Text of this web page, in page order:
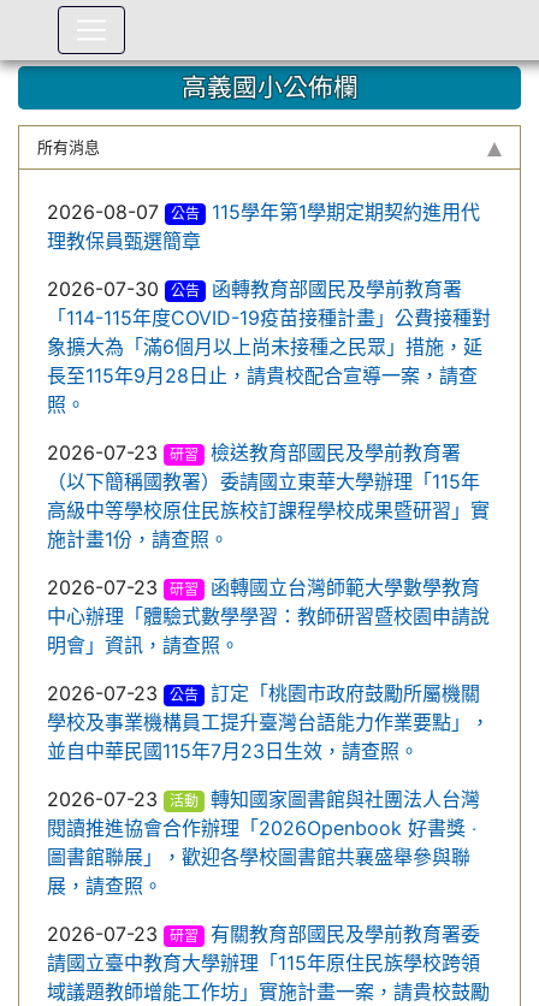
高義國小公佈欄
所有消息
2026-08-07 公告
115學年第1學期定期契約進用代
理教保員甄選簡章
2026-07-30
公告
函轉教育部國民及學前教育署
「114-115年度COVID-19疫苗接種計畫」公費接種對
象擴大為「滿6個月以上尚未接種之民眾」措施，延
長至115年9月28日止，請貴校配合宣導一案，請查
照。
2026-07-23
研習
檢送教育部國民及學前教育署
（以下簡稱國教署）委請國立東華大學辦理「115年
高級中等學校原住民族校訂課程學校成果暨研習」實
施計畫1份，請查照。
2026-07-23
研習
函轉國立台灣師範大學數學教育
中心辦理「體驗式數學學習：教師研習暨校園申請說
明會」資訊，請查照。
2026-07-23
公告
訂定「桃園市政府鼓勵所屬機關
學校及事業機構員工提升臺灣台語能力作業要點」，
並自中華民國115年7月23日生效，請查照。
2026-07-23
活動
轉知國家圖書館與社團法人台灣
閱讀推進協會合作辦理「2026Openbook 好書獎 ‧
圖書館聯展」，歡迎各學校圖書館共襄盛舉參與聯
展，請查照。
2026-07-23
研習
有關教育部國民及學前教育署委
請國立臺中教育大學辦理「115年原住民族學校跨領
域議題教師增能工作坊」實施計畫一案，請貴校鼓勵